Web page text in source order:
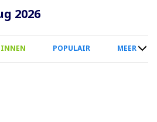
Overslaan
naar
inhoud
2026
POPULAIR MEER